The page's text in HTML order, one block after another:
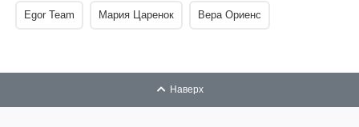
Egor Team Мария Царенок Вера Ориенс
Наверх